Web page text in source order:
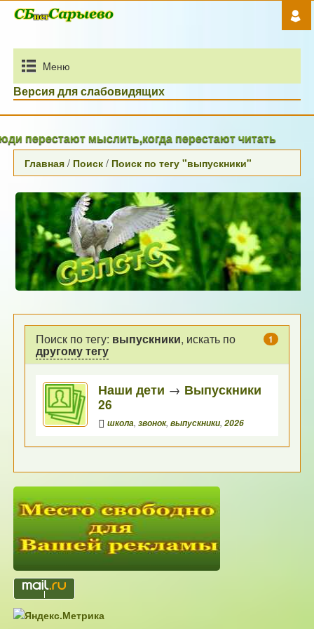
Mеню
Версия для слабовидящих
перестают мыслить,когда перестают читать
Главная / Поиск / Поиск по тегу "выпускники"
1
Поиск по тегу: выпускники, искать по
другому тегу
Наши дети → Выпускники
26
школа,звонок,выпускники,2026